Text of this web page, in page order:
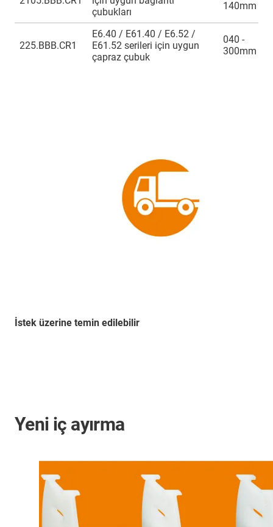
çubukları
140mm
225.BBB.CR1
E6.40 / E61.40 / E6.52 /
E61.52 serileri için uygun
çapraz çubuk
040 -
300mm
İstek üzerine temin edilebilir
Yeni iç ayırma